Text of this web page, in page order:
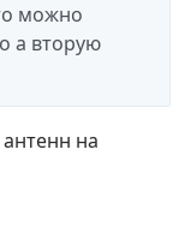
можно
а вторую
на